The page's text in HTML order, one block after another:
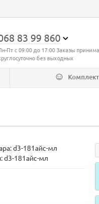
83 99 860
Пт с 09:00 до 17:00 Заказы
без выходных
d3-181айс-мл
d3-181айс-мл